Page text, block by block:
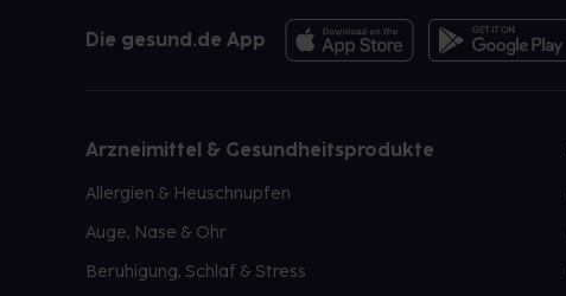
Die gesund.de App
Arzneimittel & Gesundheitsprodukte
Allergien & Heuschnupfen
Auge, Nase & Ohr
Beruhigung, Schlaf & Stress